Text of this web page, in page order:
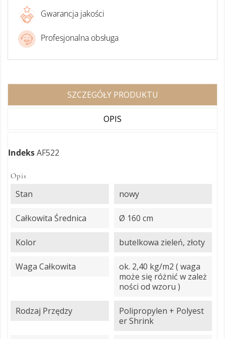
Gwarancja jakości
Profesjonalna obsługa
SZCZEGÓŁY PRODUKTU
OPIS
IndeksAF522
Opis
Stan nowy
Całkowita Średnica Ø 160 cm
Kolor butelkowa zieleń, złoty
Waga Całkowita
ok. 2,40 kg/m2 ( waga
może się różnić w zależ
ności od wzoru )
Rodzaj Przędzy
Polipropylen + Polyest
er Shrink